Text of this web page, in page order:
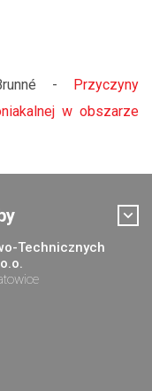
- Przyczyny
w obszarze
Technicznych